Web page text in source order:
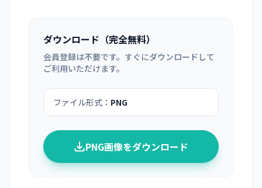
ダウンロード（完全無料）
会員登録は不要です。すぐにダウンロードして
ご利用いただけます。
ファイル形式： PNG
PNG画像をダウンロード